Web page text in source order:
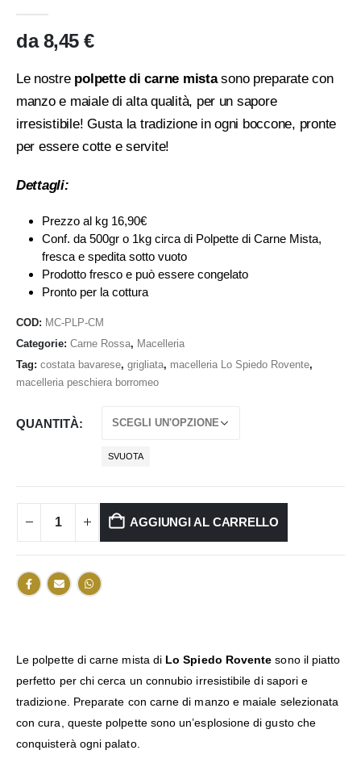
da8,45€
Le nostre polpette di carne mistasono preparate con
manzo e maiale di alta qualità, per un sapore
irresistibile! Gusta la tradizione in ogni boccone, pronte
per essere cotte e servite!
Dettagli:
Prezzo al kg 16,90€
Conf. da 500gr o 1kg circa di Polpette di Carne Mista,
fresca e spedita sotto vuoto
Prodotto fresco e può essere congelato
Pronto per la cottura
COD: MC-PLP-CM
Categorie: Carne Rossa, Macelleria
Tag: costata bavarese, grigliata, macelleria Lo Spiedo Rovente,
macelleria peschiera borromeo
QUANTITÀ
SVUOTA
AGGIUNGI AL CARRELLO
Le polpette di carne mista di Lo Spiedo Rovente sono il piatto
perfetto per chi cerca un connubio irresistibile di sapori e
tradizione. Preparate con carne di manzo e maiale selezionata
con cura, queste polpette sono un’esplosione di gusto che
conquisterà ogni palato.